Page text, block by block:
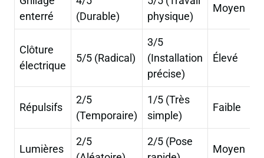
enterré
(Durable)
physique)
Moyen
Clôture
électrique
5/5 (Radical)
3/5
(Installation
précise)
Élevé
Répulsifs
2/5
(Temporaire)
1/5 (Très
simple)
Faible
Lumières
2/5
2/5 (Pose
Moyen